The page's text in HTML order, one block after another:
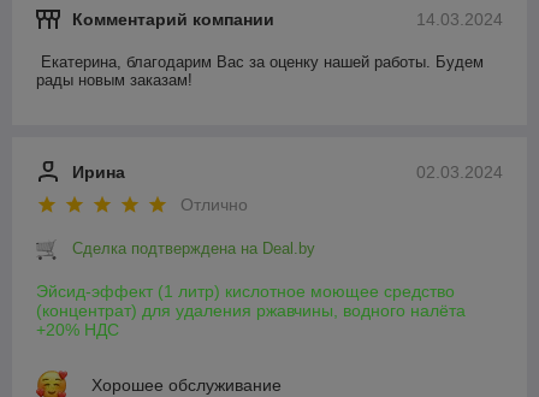
14.03.2024
Комментарий компании
Екатерина, благодарим Вас за оценку нашей работы. Будем
рады новым заказам!
02.03.2024
Ирина
Отлично
Сделка подтверждена на Deal.by
Эйсид-эффект (1 литр) кислотное моющее средство
(концентрат) для удаления ржавчины, водного налёта
+20% НДС
Хорошее обслуживание